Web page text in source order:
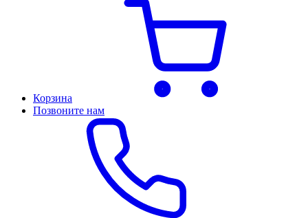
Корзина
Позвоните нам